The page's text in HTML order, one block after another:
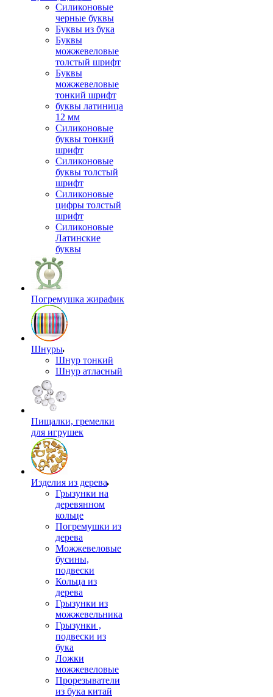
Силиконовые
черные буквы
Буквы из бука
Буквы
можжевеловые
толстый шрифт
Буквы
можжевеловые
тонкий шрифт
буквы латиница
12 мм
Силиконовые
буквы тонкий
шрифт
Силиконовые
буквы толстый
шрифт
Силиконовые
цифры толстый
шрифт
Силиконовые
Латинские
буквы
Погремушка жирафик
Шнуры
Шнур тонкий
Шнур атласный
Пищалки, гремелки
для игрушек
Изделия из дерева
Грызунки на
деревянном
кольце
Погремушки из
дерева
Можжевеловые
бусины,
подвески
Кольца из
дерева
Грызунки из
можжевельника
Грызунки ,
подвески из
бука
Ложки
можжевеловые
Прорезыватели
из бука китай